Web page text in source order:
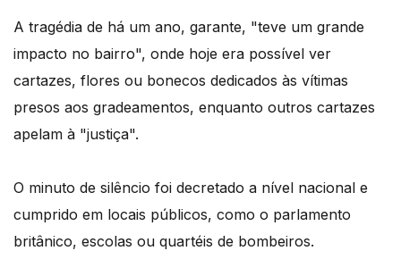
A tragédia de há um ano, garante, "teve um grande
impacto no bairro", onde hoje era possível ver
cartazes, flores ou bonecos dedicados às vítimas
presos aos gradeamentos, enquanto outros cartazes
apelam à "justiça".
O minuto de silêncio foi decretado a nível nacional e
cumprido em locais públicos, como o parlamento
britânico, escolas ou quartéis de bombeiros.